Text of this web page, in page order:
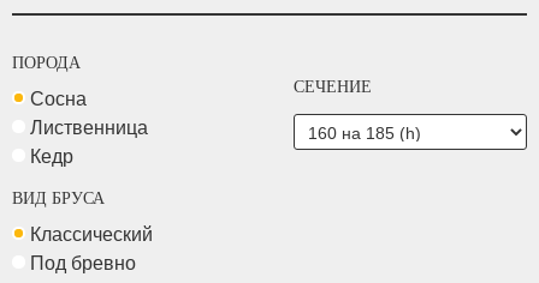
ПОРОДА
Сосна
Лиственница
Кедр
СЕЧЕНИЕ
ВИД БРУСА
Классический
Под бревно